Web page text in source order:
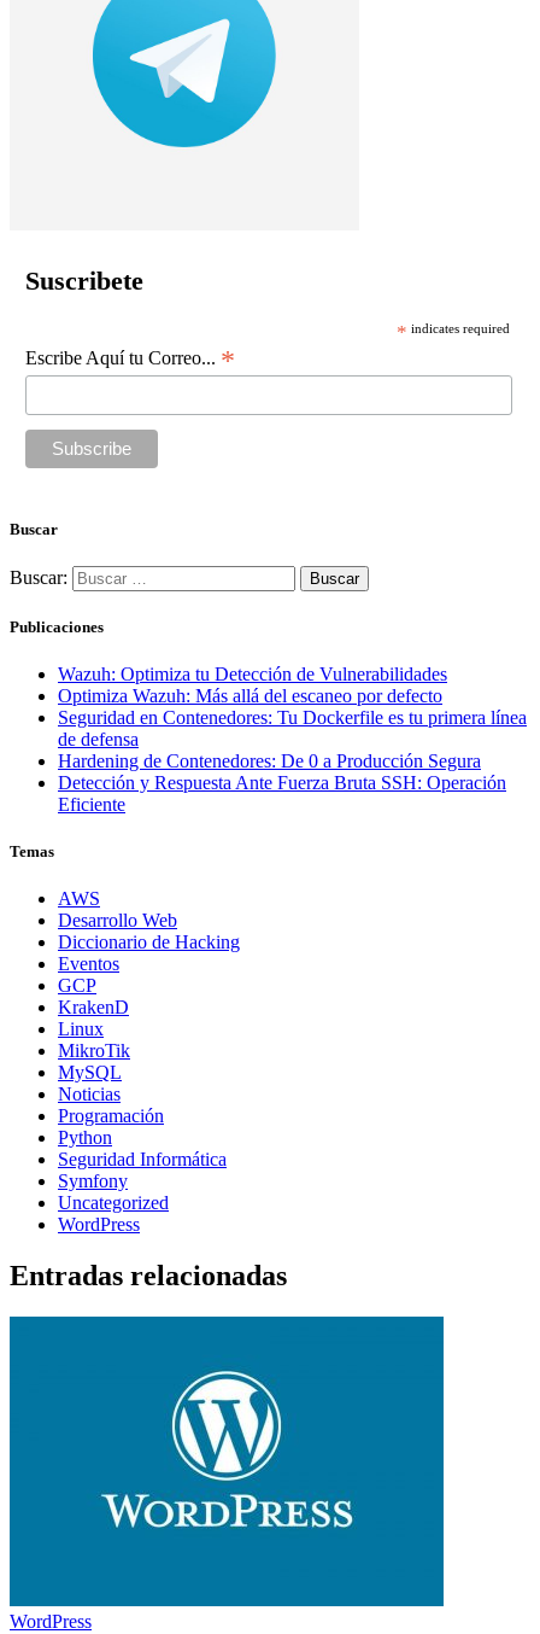
Suscribete
* indicates required
Escribe Aquí tu Correo... *
Buscar
Buscar:
Publicaciones
Wazuh: Optimiza tu Detección de Vulnerabilidades
Optimiza Wazuh: Más allá del escaneo por defecto
Seguridad en Contenedores: Tu Dockerfile es tu primera línea
de defensa
Hardening de Contenedores: De 0 a Producción Segura
Detección y Respuesta Ante Fuerza Bruta SSH: Operación
Eficiente
Temas
AWS
Desarrollo Web
Diccionario de Hacking
Eventos
GCP
KrakenD
Linux
MikroTik
MySQL
Noticias
Programación
Python
Seguridad Informática
Symfony
Uncategorized
WordPress
Entradas relacionadas
WordPress